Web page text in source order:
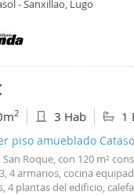
ser habitado desde el
practicidad a la rutina
con acabados
ya que al contar con
ventilación en toda la
Para garantizar el
de calefacción
y a medida de los
a las necesidades de
Llámanos para
de este inmueble.
- Sanxillao, Lugo
2 3 Hab 1
piso amueblado
San Roque, con 120 m²
4 armarios, cocina
4 plantas del edificio,